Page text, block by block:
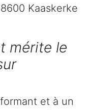
Kaaskerke
mérite le
et à un